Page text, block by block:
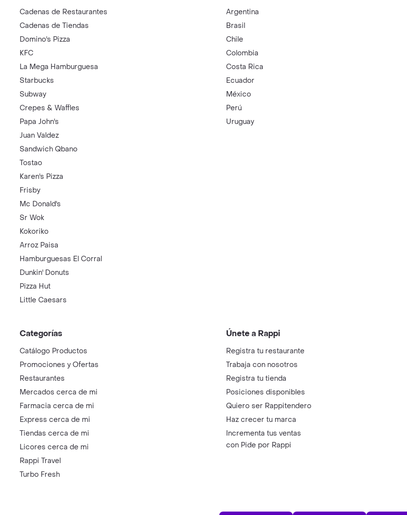
Cadenas de Restaurantes
Cadenas de Tiendas
Domino's Pizza
KFC
La Mega Hamburguesa
Starbucks
Subway
Crepes & Waffles
Papa John's
Juan Valdez
Sandwich Qbano
Tostao
Karen's Pizza
Frisby
Mc Donald's
Sr Wok
Kokoriko
Arroz Paisa
Hamburguesas El Corral
Dunkin' Donuts
Pizza Hut
Little Caesars
Argentina
Brasil
Chile
Colombia
Costa Rica
Ecuador
México
Perú
Uruguay
Categorías
Catálogo Productos
Promociones y Ofertas
Restaurantes
Mercados cerca de mi
Farmacia cerca de mi
Express cerca de mi
Tiendas cerca de mi
Licores cerca de mi
Rappi Travel
Turbo Fresh
Únete a Rappi
Registra tu restaurante
Trabaja con nosotros
Registra tu tienda
Posiciones disponibles
Quiero ser Rappitendero
Haz crecer tu marca
Incrementa tus ventas
con Pide por Rappi